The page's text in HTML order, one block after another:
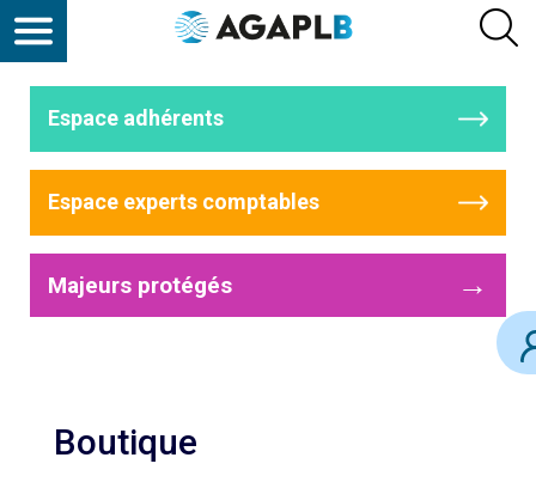
Espace adhérents
Espace experts comptables
Majeurs protégés →
Boutique